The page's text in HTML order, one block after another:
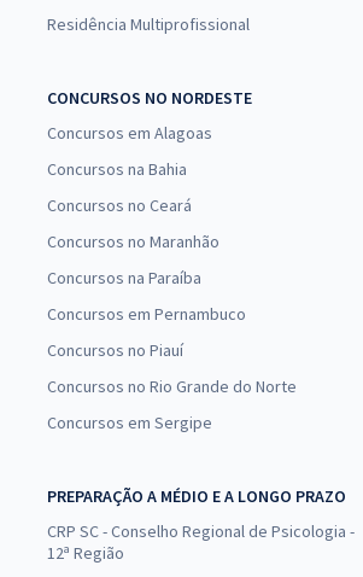
Residência Multiprofissional
CONCURSOS NO NORDESTE
Concursos em Alagoas
Concursos na Bahia
Concursos no Ceará
Concursos no Maranhão
Concursos na Paraíba
Concursos em Pernambuco
Concursos no Piauí
Concursos no Rio Grande do Norte
Concursos em Sergipe
PREPARAÇÃO A MÉDIO E A LONGO PRAZO
CRP SC - Conselho Regional de Psicologia -
12ª Região